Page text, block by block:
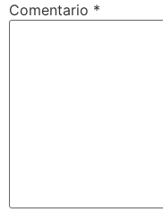
Comentario *